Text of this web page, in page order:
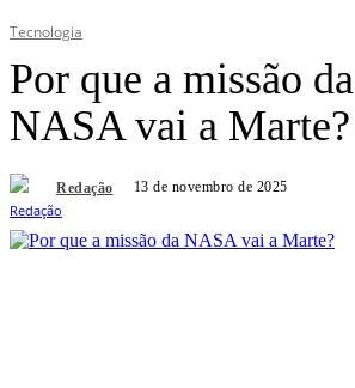
Tecnologia
Por que a missão da
NASA vai a Marte?
Redação 13 de novembro de 2025